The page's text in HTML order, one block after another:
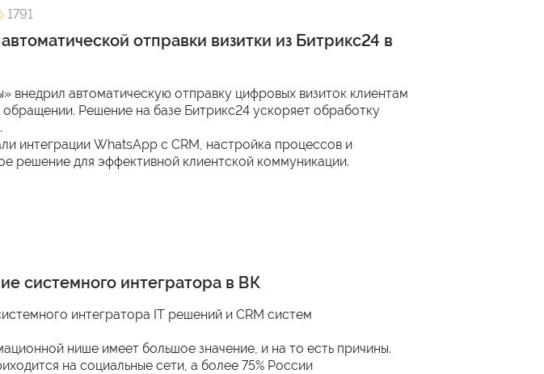
1791
отправки визитки из Битрикс24 в
внедрил автоматическую отправку цифровых визиток клиентам
Решение на базе Битрикс24 ускоряет обработку
интеграции WhatsApp с CRM, настройка процессов и
решение для эффективной клиентской коммуникации.
системного интегратора в ВК
интегратора IT решений и CRM систем
нише имеет большое значение, и на то есть причины.
на социальные сети, а более 75% России